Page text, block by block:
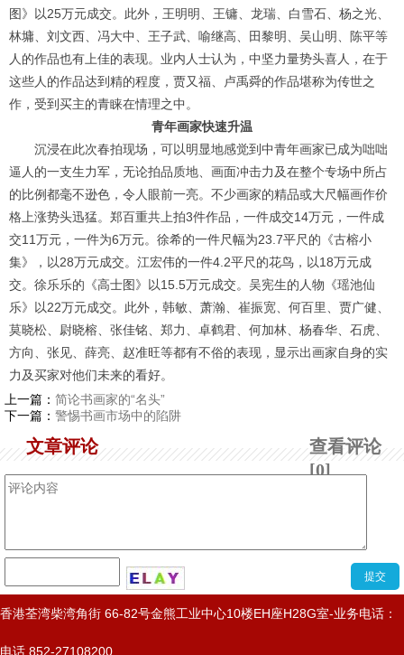
图》以25万元成交。此外，王明明、王镛、龙瑞、白雪石、杨之光、
林墉、刘文西、冯大中、王子武、喻继高、田黎明、吴山明、陈平等
人的作品也有上佳的表现。业内人士认为，中坚力量势头喜人，在于
这些人的作品达到精的程度，贾又福、卢禹舜的作品堪称为传世之
作，受到买主的青睐在情理之中。
青年画家快速升温
沉浸在此次春拍现场，可以明显地感觉到中青年画家已成为咄咄
逼人的一支生力军，无论拍品质地、画面冲击力及在整个专场中所占
的比例都毫不逊色，令人眼前一亮。不少画家的精品或大尺幅画作价
格上涨势头迅猛。郑百重共上拍3件作品，一件成交14万元，一件成
交11万元，一件为6万元。徐希的一件尺幅为23.7平尺的《古榕小
集》，以28万元成交。江宏伟的一件4.2平尺的花鸟，以18万元成
交。徐乐乐的《高士图》以15.5万元成交。吴宪生的人物《瑶池仙
乐》以22万元成交。此外，韩敏、萧瀚、崔振宽、何百里、贾广健、
莫晓松、尉晓榕、张佳铭、郑力、卓鹤君、何加林、杨春华、石虎、
方向、张见、薛亮、赵准旺等都有不俗的表现，显示出画家自身的实
力及买家对他们未来的看好。
上一篇： 简论书画家的“名头”
下一篇： 警惕书画市场中的陷阱
查看评论
[0]
文章评论
香港荃湾柴湾角街 66-82号金熊工业中心10楼EH座H28G室-业务电话：
电话 852-27108200